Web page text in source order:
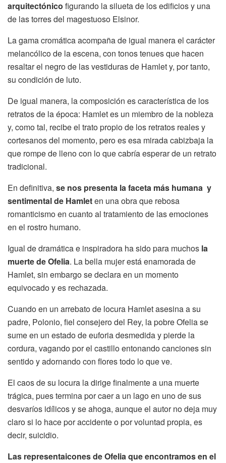
arquitectónico figurando la silueta de los edificios y una
de las torres del magestuoso Elsinor.
La gama cromática acompaña de igual manera el carácter
melancólico de la escena, con tonos tenues que hacen
resaltar el negro de las vestiduras de Hamlet y, por tanto,
su condición de luto.
De igual manera, la composición es característica de los
retratos de la época: Hamlet es un miembro de la nobleza
y, como tal, recibe el trato propio de los retratos reales y
cortesanos del momento, pero es esa mirada cabizbaja la
que rompe de lleno con lo que cabría esperar de un retrato
tradicional.
En definitiva, se nos presenta la faceta más humana y
sentimental de Hamleten una obra que rebosa
romanticismo en cuanto al tratamiento de las emociones
en el rostro humano.
Igual de dramática e inspiradora ha sido para muchos la
muerte de Ofelia. La bella mujer está enamorada de
Hamlet, sin embargo se declara en un momento
equivocado y es rechazada.
Cuando en un arrebato de locura Hamlet asesina a su
padre, Polonio, fiel consejero del Rey, la pobre Ofelia se
sume en un estado de euforia desmedida y pierde la
cordura, vagando por el castillo entonando canciones sin
sentido y adornando con flores todo lo que ve.
El caos de su locura la dirige finalmente a una muerte
trágica, pues termina por caer a un lago en uno de sus
desvaríos idílicos y se ahoga, aunque el autor no deja muy
claro si lo hace por accidente o por voluntad propia, es
decir, suicidio.
Las representaicones de Ofelia que encontramos en el